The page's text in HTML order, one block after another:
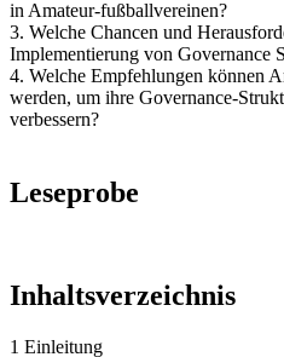
in Amateur-fußballvereinen?
3. Welche Chancen und
Implementierung von Governance
4. Welche Empfehlungen können
werden, um ihre Governance-
verbessern?
Leseprobe
Inhaltsverzeichnis
1 Einleitung